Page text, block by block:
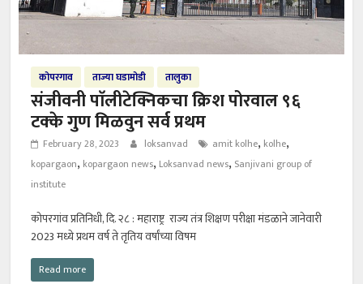
कोपरगाव ताज्या घडामोडी तालुका
संजीवनी पाॅलीटेक्निकचा क्रिश पोरवाल ९६
टक्के गुण मिळवुन सर्व प्रथम
February 28, 2023 loksanvad amit kolhe, kolhe,
kopargaon, kopargaon news, Loksanvad news, Sanjivani group of
institute
कोपरगांव प्रतिनिधी, दि. २८ : महाराष्ट्र राज्य तंत्र शिक्षण परीक्षा मंडळाने जानेवारी
2023 मध्ये प्रथम वर्ष ते तृतिय वर्षांच्या विषम
Read more